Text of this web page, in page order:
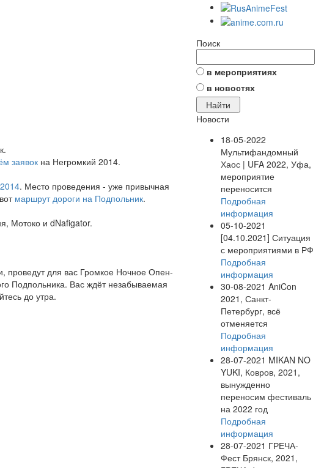
заявок на Негромкий 2014.
. Место проведения - уже привычная
маршрут дороги на Подпольник.
Мотоко и dNafigator.
проведут для вас Громкое Ночное Опен-
Подпольника. Вас ждёт незабываемая
до утра.
Поиск
в мероприятиях
в новостях
Новости
18-05-2022
Мультифандомный
Хаос | UFA 2022, Уфа,
мероприятие
переносится
Подробная
информация
05-10-2021
[04.10.2021] Ситуация
с мероприятиями в РФ
Подробная
информация
30-08-2021 AniCon
2021, Санкт-
Петербург, всё
отменяется
Подробная
информация
28-07-2021 MIKAN NO
YUKI, Ковров, 2021,
вынужденно
переносим фестиваль
на 2022 год
Подробная
информация
28-07-2021 ГРЕЧА-
Фест Брянск, 2021,